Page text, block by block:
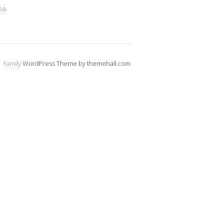
FamilyWordPress Theme by themehall.com